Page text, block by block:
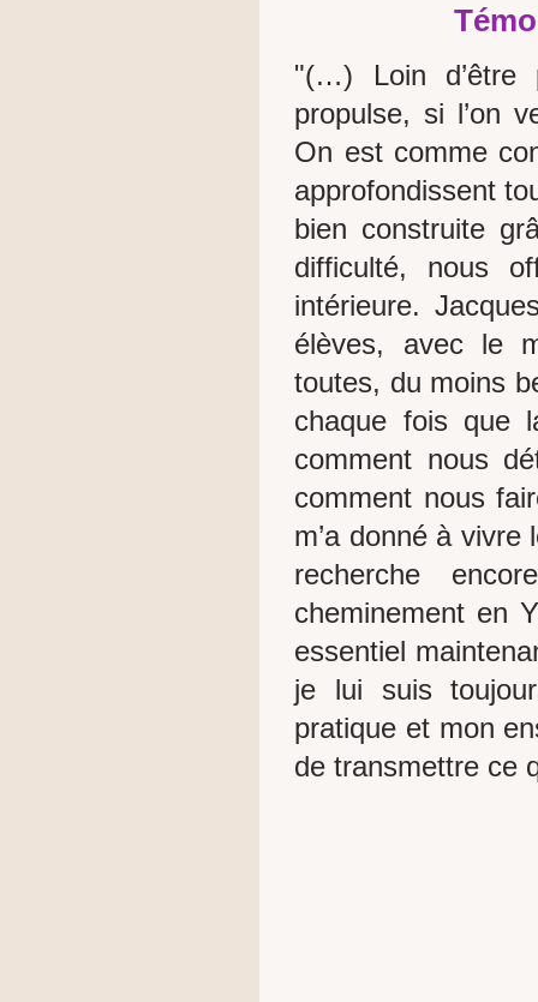
"(…) Loin d’être
propulse, si l’on
On est comme
approfondissent
bien construite
difficulté, nous
intérieure.
élèves, avec le
toutes, du moins
chaque fois que
comment nous
comment nous
m’a donné à
recherche
cheminement en
essentiel
je lui suis
pratique et mon
de transmettre ce